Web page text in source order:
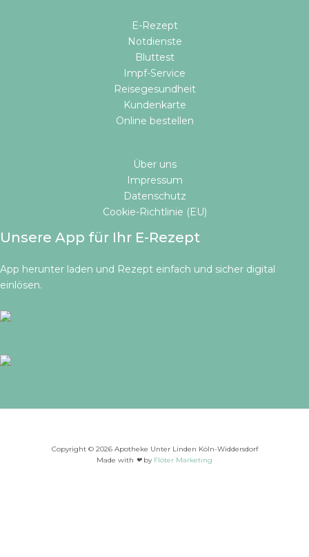
E-Rezept
Notdienste
Bluttest
Impf-Service
Reisegesundheit
Kundenkarte
Online bestellen​
Über uns
Impressum
Datenschutz
Cookie-Richtlinie (EU)
Unsere App für Ihr E-Rezept
App herunter laden und Rezept einfach und sicher digital
einlösen.
Copyright © 2026 Apotheke Unter Linden Köln-Widdersdorf
Made with ❤by Flöter Marketing